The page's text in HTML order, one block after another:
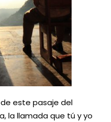
este pasaje del
la llamada que tú y yo